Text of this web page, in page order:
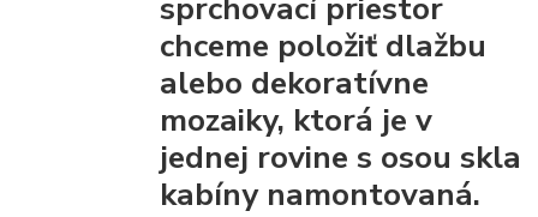
chceme položiť dlažbu
alebo dekoratívne
mozaiky, ktorá je v
jednej rovine s osou skla
kabíny namontovaná.